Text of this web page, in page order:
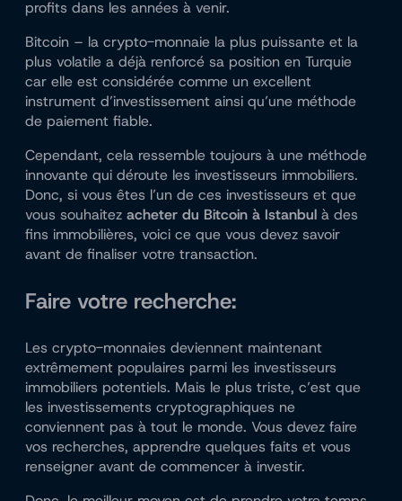
profits dans les années à venir.
Bitcoin – la crypto-monnaie la plus puissante et la
plus volatile a déjà renforcé sa position en Turquie
car elle est considérée comme un excellent
instrument d’investissement ainsi qu’une méthode
de paiement fiable.
Cependant, cela ressemble toujours à une méthode
innovante qui déroute les investisseurs immobiliers.
Donc, si vous êtes l’un de ces investisseurs et que
vous souhaitez acheter du Bitcoin à Istanbul à des
fins immobilières, voici ce que vous devez savoir
avant de finaliser votre transaction.
Faire votre recherche:
Les crypto-monnaies deviennent maintenant
extrêmement populaires parmi les investisseurs
immobiliers potentiels. Mais le plus triste, c’est que
les investissements cryptographiques ne
conviennent pas à tout le monde. Vous devez faire
vos recherches, apprendre quelques faits et vous
renseigner avant de commencer à investir.